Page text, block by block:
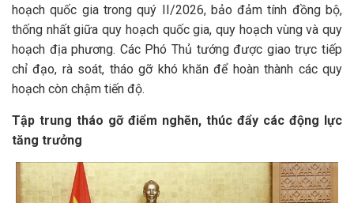
hoạch quốc gia trong quý II/2026, bảo đảm tính đồng bộ,
thống nhất giữa quy hoạch quốc gia, quy hoạch vùng và quy
hoạch địa phương. Các Phó Thủ tướng được giao trực tiếp
chỉ đạo, rà soát, tháo gỡ khó khăn để hoàn thành các quy
hoạch còn chậm tiến độ.
Tập trung tháo gỡ điểm nghẽn, thúc đẩy các động lực
tăng trưởng